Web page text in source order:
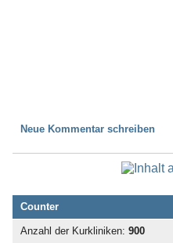
Neue Kommentar schreiben
Counter
Anzahl der Kurkliniken: 900